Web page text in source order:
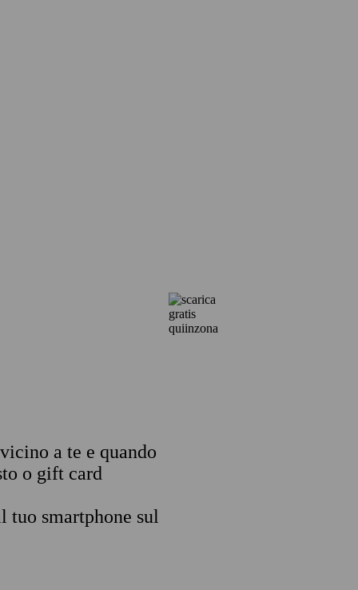
a te e quando
o gift card
tuo smartphone sul